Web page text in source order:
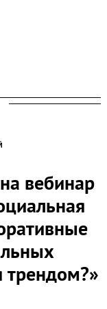
вебинар
трендом?»